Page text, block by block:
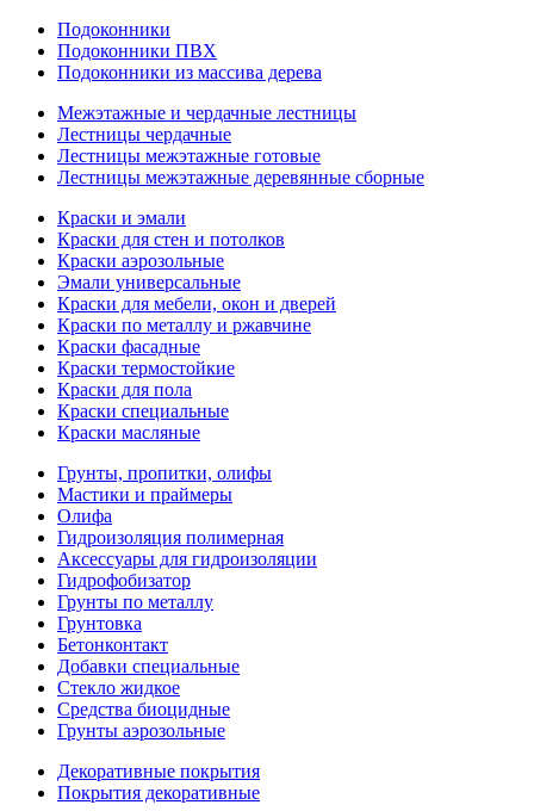
Подоконники
Подоконники ПВХ
Подоконники из массива дерева
Межэтажные и чердачные лестницы
Лестницы чердачные
Лестницы межэтажные готовые
Лестницы межэтажные деревянные сборные
Краски и эмали
Краски для стен и потолков
Краски аэрозольные
Эмали универсальные
Краски для мебели, окон и дверей
Краски по металлу и ржавчине
Краски фасадные
Краски термостойкие
Краски для пола
Краски специальные
Краски масляные
Грунты, пропитки, олифы
Мастики и праймеры
Олифа
Гидроизоляция полимерная
Аксессуары для гидроизоляции
Гидрофобизатор
Грунты по металлу
Грунтовка
Бетонконтакт
Добавки специальные
Стекло жидкое
Средства биоцидные
Грунты аэрозольные
Декоративные покрытия
Покрытия декоративные